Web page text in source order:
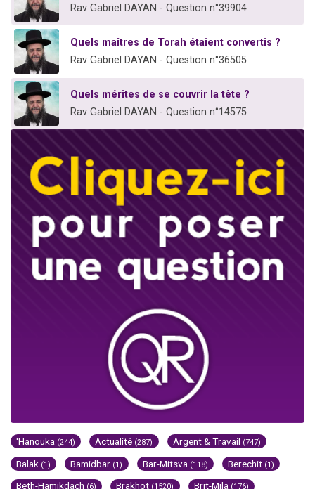
Rav Gabriel DAYAN - Question n°39904
Quels maîtres de Torah étaient convertis ?
Rav Gabriel DAYAN - Question n°36505
Quels mérites de se couvrir la tête ?
Rav Gabriel DAYAN - Question n°14575
'Hanouka (244) Actualité (287) Argent & Travail (747)
Balak (1) Bamidbar (1) Bar-Mitsva (118) Berechit (1)
Beth-Hamikdach (6) Brakhot (1520) Brit-Mila (176)